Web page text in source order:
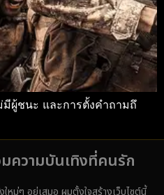
ผู้ชนะ และการตั้งคำถามถึ
ความบันเทิงที่คนรัก